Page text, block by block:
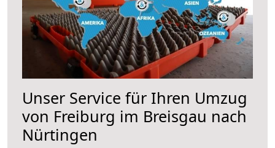
Unser Service für Ihren Umzug
von Freiburg im Breisgau nach
Nürtingen